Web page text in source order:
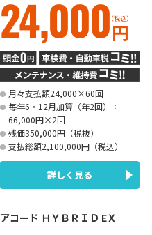
24,000円
（税込）
月々支払額24,000×60回
毎年6・12月加算（年2回）：
66,000円×2回
残価350,000円（税抜）
支払総額2,100,000円（税込）
詳しく見る
アコード ＨＹＢＲＩＤ EＸ